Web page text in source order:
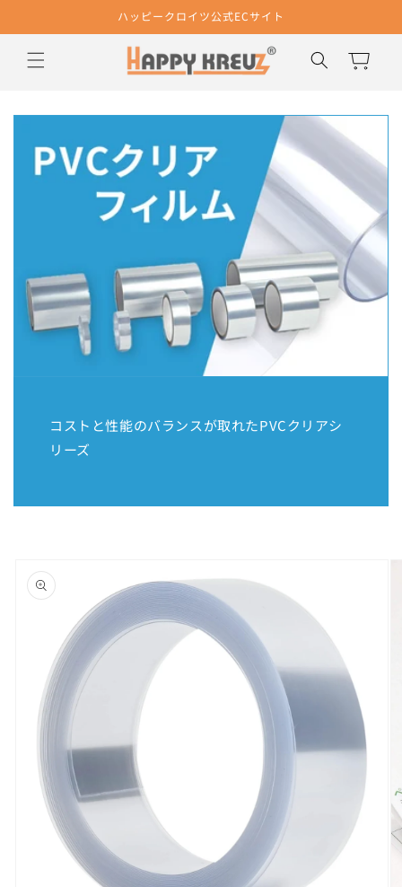
進む
ハッピークロイツ公式ECサイト
カ
ー
コストと性能のバランスが取れたPVCクリアシ
リーズ
報にス
キップ